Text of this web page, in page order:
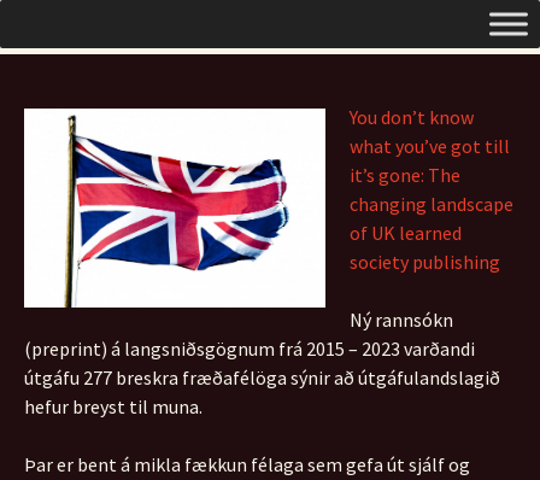
yfir
Leita
að:
You don’t know
what you’ve got till
it’s gone: The
changing landscape
of UK learned
society publishing
Ný rannsókn
(preprint) á langsniðsgögnum frá 2015 – 2023 varðandi
útgáfu 277 breskra fræðafélöga sýnir að útgáfulandslagið
hefur breyst til muna.
Þar er bent á mikla fækkun félaga sem gefa út sjálf og